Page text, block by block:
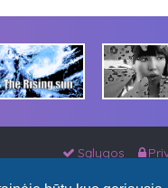
Sąlygos